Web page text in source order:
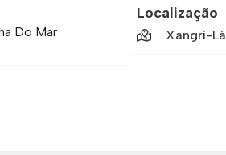
Do Mar
Localização
Xangri-Lá